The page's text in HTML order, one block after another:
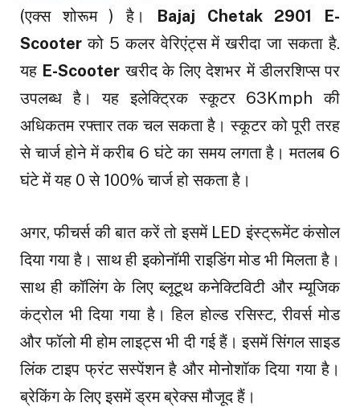
(एक्स शोरूम ) है। Bajaj Chetak 2901 E-
Scooter को 5 कलर वेरिएंट्स में खरीदा जा सकता है.
यह E-Scooter खरीद के लिए देशभर में डीलरशिप्स पर
उपलब्ध है। यह इलेक्ट्रिक स्कूटर 63Kmph की
अधिकतम रफ्तार तक चल सकता है। स्कूटर को पूरी तरह
से चार्ज होने में करीब 6 घंटे का समय लगता है। मतलब 6
घंटे में यह 0 से 100% चार्ज हो सकता है।
अगर, फीचर्स की बात करें तो इसमें LED इंस्ट्रूमेंट कंसोल
दिया गया है। साथ ही इकोनॉमी राइडिंग मोड भी मिलता है।
साथ ही कॉलिंग के लिए ब्लूटूथ कनेक्टिविटी और म्यूजिक
कंट्रोल भी दिया गया है। हिल होल्ड रसिस्ट, रीवर्स मोड
और फॉलो मी होम लाइट्स भी दी गई हैं। इसमें सिंगल साइड
लिंक टाइप फ्रंट सस्पेंशन है और मोनोशॉक दिया गया है।
ब्रेकिंग के लिए इसमें ड्रम ब्रेक्स मौजूद हैं।